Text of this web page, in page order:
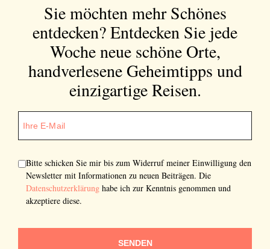
Sie möchten mehr Schönes
entdecken?Entdecken Sie jede
Woche neue schöne Orte,
handverlesene Geheimtipps und
einzigartige Reisen.
Bitte schicken Sie mir bis zum Widerruf meiner Einwilligung den
Newsletter mit Informationen zu neuen Beiträgen. Die
Datenschutzerklärung habe ich zur Kenntnis genommen und
akzeptiere diese.
SENDEN